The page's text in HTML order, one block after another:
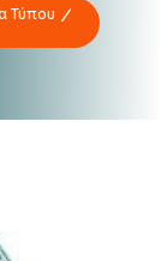
Τύπου